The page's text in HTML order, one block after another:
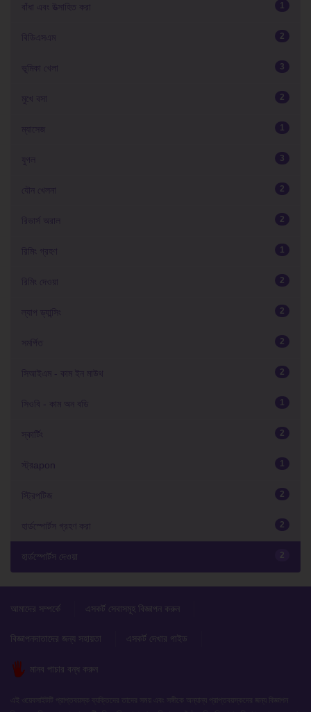
বাঁধা এবং উত্সাহিত করা 1
বিডিএসএম 2
ভূমিকা খেলা 3
মুখে বসা 2
ম্যাসেজ 1
যুগল 3
যৌন খেলনা 2
রিভার্স অরাল 2
রিমিং গ্রহণ 1
রিমিং দেওয়া 2
ল্যাপ ড্যান্সিং 2
সমর্পিত 2
সিআইএম - কাম ইন মাউথ 2
সিওবি - কাম অন বডি 1
স্কার্টিং 2
স্ট্রapon 1
স্ট্রিপটিজ 2
হার্ডস্পোর্টস গ্রহণ করা 2
হার্ডস্পোর্টস দেওয়া 2
আমাদের সম্পর্কে এসকর্ট সেবাসমূহ বিজ্ঞাপন করুন
বিজ্ঞাপনদাতাদের জন্য সহায়তা এসকর্ট দেখার গাইড
মানব পাচার বন্ধ করুন
এই ওয়েবসাইটটি প্রাপ্তবয়স্ক ব্যক্তিদের তাদের সময় এবং সঙ্গীকে অন্যান্য প্রাপ্তবয়স্কদের জন্য বিজ্ঞাপন